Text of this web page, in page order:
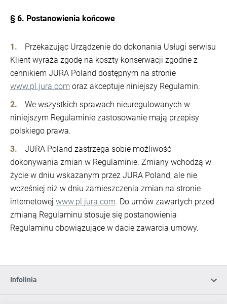
§ 6. Postanowienia końcowe
Przekazując Urządzenie do dokonania Usługi serwisu
Klient wyraża zgodę na koszty konserwacji zgodne z
cennikiem JURA Poland dostępnym na stronie
www.pl.jura.com oraz akceptuje niniejszy Regulamin.
We wszystkich sprawach nieuregulowanych w
niniejszym Regulaminie zastosowanie mają przepisy
polskiego prawa.
JURA Poland zastrzega sobie możliwość
dokonywania zmian w Regulaminie. Zmiany wchodzą w
życie w dniu wskazanym przez JURA Poland, ale nie
wcześniej niż w dniu zamieszczenia zmian na stronie
internetowej www.pl.jura.com. Do umów zawartych przed
zmianą Regulaminu stosuje się postanowienia
Regulaminu obowiązujące w dacie zawarcia umowy.
Infolinia